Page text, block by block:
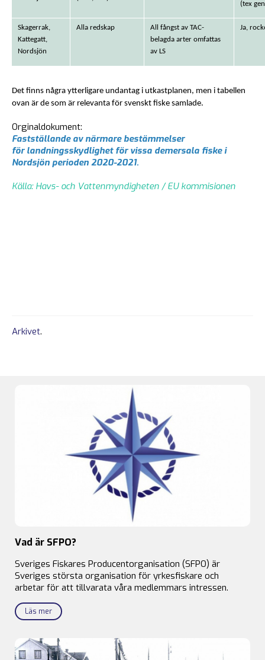
(tex
Skagerrak,
Kattegatt,
Nordsjön
Alla redskap
All fångst av TAC-
belagda arter omfattas
av LS
Ja,
Det finns några ytterligare undantag i utkastplanen, men i tabellen
ovan är de som är relevanta för svenskt fiske samlade.
Orginaldokument:
Fastställande av närmare bestämmelser
för landningsskydlighet för vissa demersala fiske i
Nordsjön perioden 2020-2021.
Källa: Havs- och Vattenmyndigheten / EU kommisionen
Arkivet.
Vad är SFPO?
Sveriges Fiskares Producentorganisation (SFPO) är
Sveriges största organisation för yrkesfiskare och
arbetar för att tillvarata våra medlemmars intressen.
Läs mer